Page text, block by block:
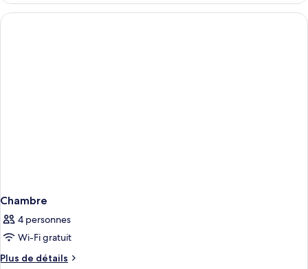
type
de
Chambre
4 personnes
Wi-Fi gratuit
Plus de détails
Plus